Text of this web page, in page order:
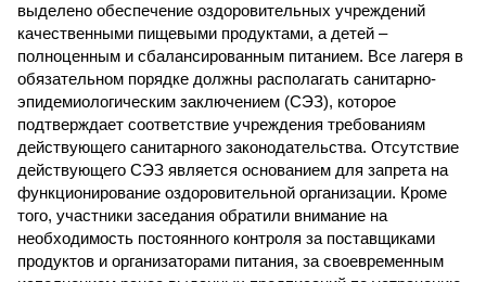
выделено обеспечение оздоровительных учреждений
качественными пищевыми продуктами, а детей –
полноценным и сбалансированным питанием. Все лагеря в
обязательном порядке должны располагать санитарно-
эпидемиологическим заключением (СЭЗ), которое
подтверждает соответствие учреждения требованиям
действующего санитарного законодательства. Отсутствие
действующего СЭЗ является основанием для запрета на
функционирование оздоровительной организации. Кроме
того, участники заседания обратили внимание на
необходимость постоянного контроля за поставщиками
продуктов и организаторами питания, за своевременным